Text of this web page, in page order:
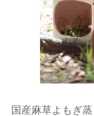
国産麻草よもぎ蒸